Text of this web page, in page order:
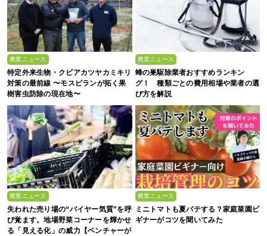
農業ニュース
特定外来生物・クビアカツヤカミキリ
対策の最前線 〜モスピランが拓く果
樹害虫防除の現在地〜
農業ニュース
蜂の巣駆除業者おすすめランキン
グ！ 種類ごとの費用相場や業者の選
び方を解説
農業ニュース
失われた売り場の“バイヤー気質”を呼
び覚ます。地場野菜コーナーを輝かせ
る「見える化」の威力【ベンチャーが
農業ニュース
ミニトマトも夏バテする？家庭菜園ビ
ギナーがコツを聞いてみた